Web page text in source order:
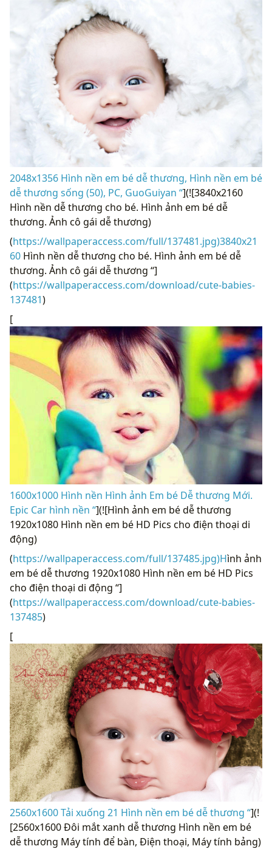
2048x1356 Hình nền em bé dễ thương, Hình nền em bé
dễ thương sống (50), PC, GuoGuiyan “](![3840x2160
Hình nền dễ thương cho bé. Hình ảnh em bé dễ
thương. Ảnh cô gái dễ thương)
(https://wallpaperaccess.com/full/137481.jpg)3840x21
60 Hình nền dễ thương cho bé. Hình ảnh em bé dễ
thương. Ảnh cô gái dễ thương “]
(https://wallpaperaccess.com/download/cute-babies-
137481)
[
1600x1000 Hình nền Hình ảnh Em bé Dễ thương Mới.
Epic Car hình nền “](![Hình ảnh em bé dễ thương
1920x1080 Hình nền em bé HD Pics cho điện thoại di
động)
(https://wallpaperaccess.com/full/137485.jpg)Hình ảnh
em bé dễ thương 1920x1080 Hình nền em bé HD Pics
cho điện thoại di động “]
(https://wallpaperaccess.com/download/cute-babies-
137485)
[
2560x1600 Tải xuống 21 Hình nền em bé dễ thương “](!
[2560x1600 Đôi mắt xanh dễ thương Hình nền em bé
dễ thương Máy tính để bàn, Điện thoại, Máy tính bảng)